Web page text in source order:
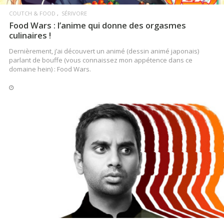
COUTCH & FOOD SÉRIVORE
Food Wars : l’anime qui donne des orgasmes
culinaires !
Dernièrement, j’ai découvert un animé (dessin animé japonais)
parlant de bouffe (vous connaissez mon appétence dans ce
domaine hein) : Food Wars.
LIRE LA SUITE